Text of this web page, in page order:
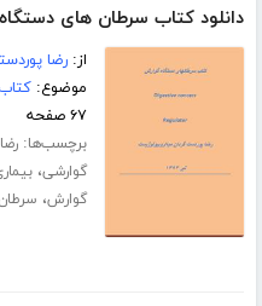
دانلود کتاب سرطان های
از:رضا
موضوع:
۶۷ صفحه
برچسب‌ها:
گوارشی،
گوارش،